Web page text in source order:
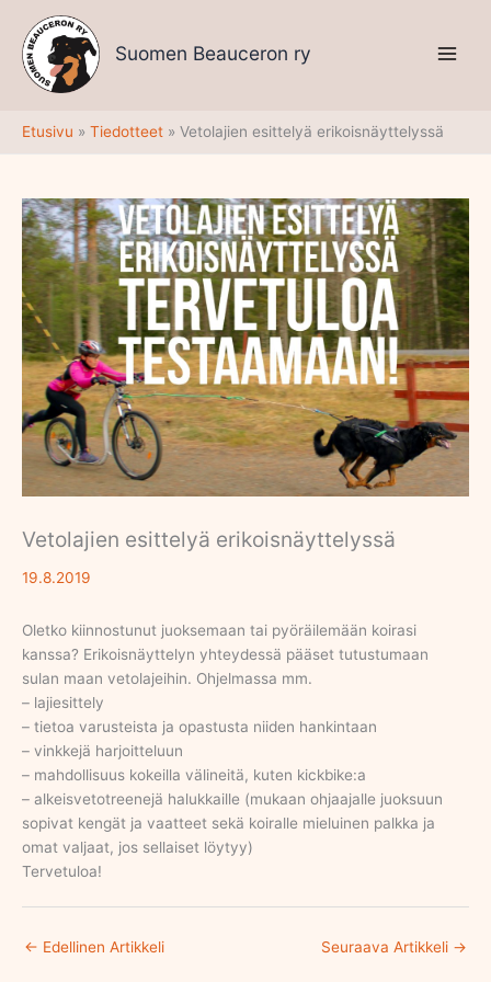
sisältöön
Suomen Beauceron ry
Etusivu Tiedotteet Vetolajien esittelyä erikoisnäyttelyssä
Vetolajien esittelyä erikoisnäyttelyssä
19.8.2019
Oletko kiinnostunut juoksemaan tai pyöräilemään koirasi
kanssa? Erikoisnäyttelyn yhteydessä pääset tutustumaan
sulan maan vetolajeihin. Ohjelmassa mm.
– lajiesittely
– tietoa varusteista ja opastusta niiden hankintaan
– vinkkejä harjoitteluun
– mahdollisuus kokeilla välineitä, kuten kickbike:a
– alkeisvetotreenejä halukkaille (mukaan ohjaajalle juoksuun
sopivat kengät ja vaatteet sekä koiralle mieluinen palkka ja
omat valjaat, jos sellaiset löytyy)
Tervetuloa!
← Edellinen Artikkeli Seuraava Artikkeli →